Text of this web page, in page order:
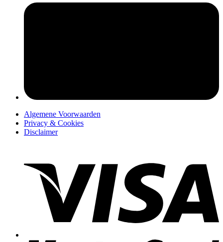
Algemene Voorwaarden
Privacy & Cookies
Disclaimer